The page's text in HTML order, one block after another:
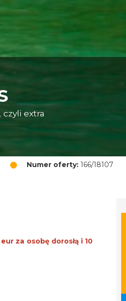
extra
Numer oferty: 166/18107
za osobę dorosłą i 10